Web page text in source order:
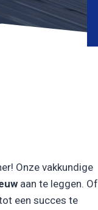
Onze vakkundige
aan te leggen. Of
een succes te